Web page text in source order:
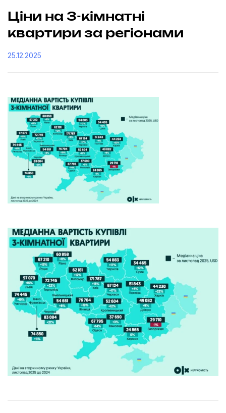
Ціни на 3-кімнатні
квартири за регіонами
25.12.2025